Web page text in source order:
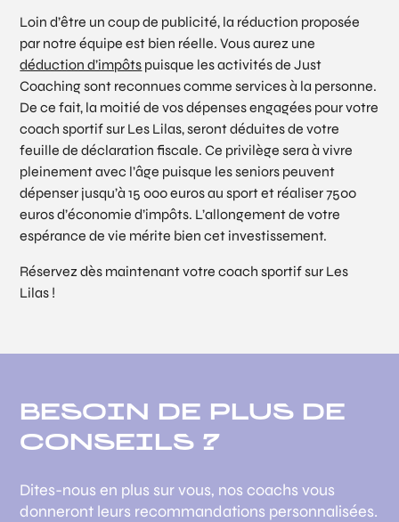
Loin d’être un coup de publicité, la réduction proposée
par notre équipe est bien réelle. Vous aurez une
déduction d’impôts puisque les activités de Just
Coaching sont reconnues comme services à la personne.
De ce fait, la moitié de vos dépenses engagées pour votre
coach sportif sur Les Lilas, seront déduites de votre
feuille de déclaration fiscale. Ce privilège sera à vivre
pleinement avec l’âge puisque les seniors peuvent
dépenser jusqu’à 15 000 euros au sport et réaliser 7500
euros d’économie d’impôts. L’allongement de votre
espérance de vie mérite bien cet investissement.
Réservez dès maintenant votre coach sportif sur Les
Lilas !
BESOIN DE PLUS DE
CONSEILS ?
Dites-nous en plus sur vous, nos coachs vous
donneront leurs recommandations personnalisées.